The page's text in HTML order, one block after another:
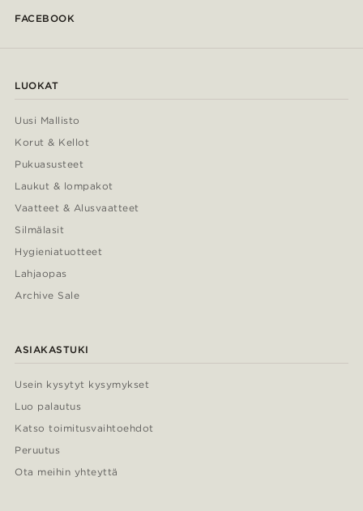
FACEBOOK
LUOKAT
Uusi Mallisto
Korut & Kellot
Pukuasusteet
Laukut & lompakot
Vaatteet & Alusvaatteet
Silmälasit
Hygieniatuotteet
Lahjaopas
Archive Sale
ASIAKASTUKI
Usein kysytyt kysymykset
Luo palautus
Katso toimitusvaihtoehdot
Peruutus
Ota meihin yhteyttä